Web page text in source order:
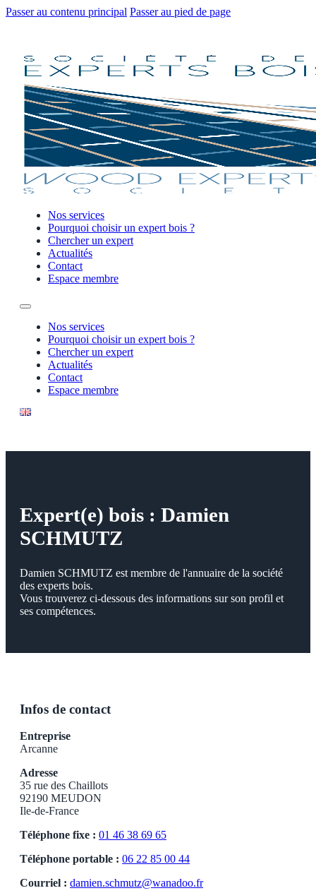
Passer au contenu principal Passer au pied de page
Nos services
Pourquoi choisir un expert bois ?
Chercher un expert
Actualités
Contact
Espace membre
Nos services
Pourquoi choisir un expert bois ?
Chercher un expert
Actualités
Contact
Espace membre
Expert(e) bois : Damien
SCHMUTZ
Damien SCHMUTZ est membre de l'annuaire de la société
des experts bois.
Vous trouverez ci-dessous des informations sur son profil et
ses compétences.
Infos de contact
Entreprise
Arcanne
Adresse
35 rue des Chaillots
92190 MEUDON
Ile-de-France
Téléphone fixe : 01 46 38 69 65
Téléphone portable : 06 22 85 00 44
Courriel : damien.schmutz@wanadoo.fr